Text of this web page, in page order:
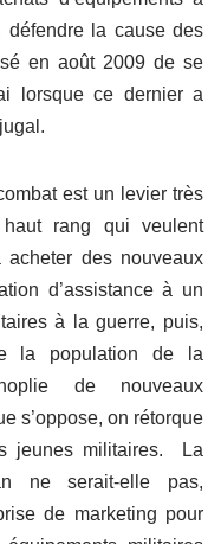
défendre la cause des
en août 2009 de se
lorsque ce dernier a
est un levier très
rang qui veulent
des nouveaux
d’assistance à un
à la guerre, puis,
la population de la
de nouveaux
s’oppose, on rétorque
jeunes militaires. La
ne serait-elle pas,
de marketing pour